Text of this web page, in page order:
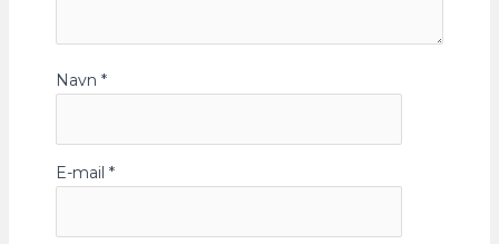
Navn *
E-mail *